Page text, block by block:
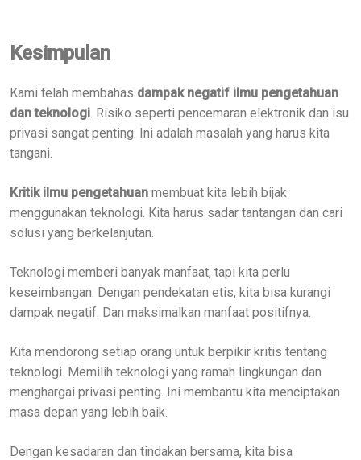
Kesimpulan
Kami telah membahas dampak negatif ilmu pengetahuan
dan teknologi. Risiko seperti pencemaran elektronik dan isu
privasi sangat penting. Ini adalah masalah yang harus kita
tangani.
Kritik ilmu pengetahuan membuat kita lebih bijak
menggunakan teknologi. Kita harus sadar tantangan dan cari
solusi yang berkelanjutan.
Teknologi memberi banyak manfaat, tapi kita perlu
keseimbangan. Dengan pendekatan etis, kita bisa kurangi
dampak negatif. Dan maksimalkan manfaat positifnya.
Kita mendorong setiap orang untuk berpikir kritis tentang
teknologi. Memilih teknologi yang ramah lingkungan dan
menghargai privasi penting. Ini membantu kita menciptakan
masa depan yang lebih baik.
Dengan kesadaran dan tindakan bersama, kita bisa